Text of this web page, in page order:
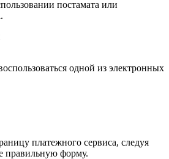
постамата или
одной из электронных
платежного сервиса, следуя
правильную форму.